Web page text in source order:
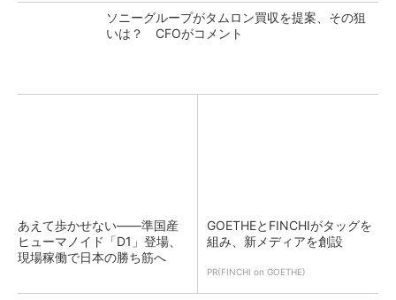
ソニーグループがタムロン買収を提案、その狙
いは？ CFOがコメント
あえて歩かせない――準国産
ヒューマノイド「D1」登場、
現場稼働で日本の勝ち筋へ
GOETHEとFINCHIがタッグを
組み、新メディアを創設
PR(FINCHI on GOETHE)